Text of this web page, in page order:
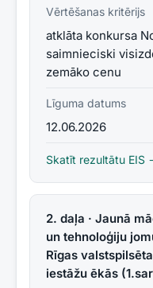
Vērtēšanas kritērijs
atklāta konkursa
saimnieciski
zemāko cenu
Līguma datums
12.06.2026
Skatīt rezultātu EIS
2. daļa · Jaunā
un tehnoloģiju
Rīgas
iestāžu ēkās